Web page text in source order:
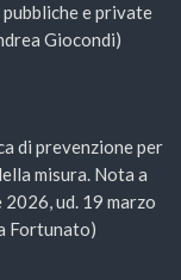
e private
Giocondi)
di prevenzione per
misura. Nota a
2026, ud. 19 marzo
Fortunato)